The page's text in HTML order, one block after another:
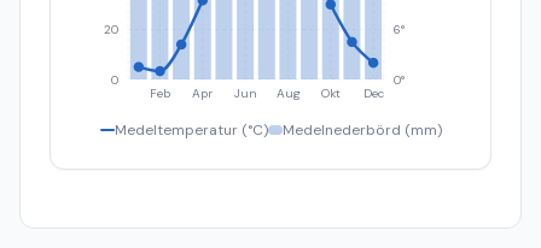
Feb Apr Jun Aug Okt Dec
0
20
0°
6°
Medeltemperatur (°C) Medelnederbörd (mm)